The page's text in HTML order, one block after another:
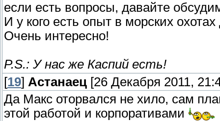
если есть вопросы, давайте
И у кого есть опыт в морских
Очень интересно!
P.S.: У нас же Каспий есть!
[19] Астанаец [26 Декабря 2011,
Да Макс оторвался не хило, сам
этой работой и корпоративами